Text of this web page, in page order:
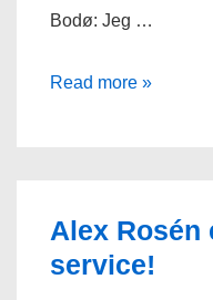
Bodø: Jeg …
Vi
i
Bodø
Read more »
Alex Rosén
service!